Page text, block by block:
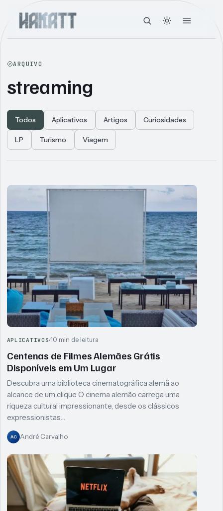
ARQUIVO
streaming
Todos Aplicativos Artigos Curiosidades
LP Turismo Viagem
Articles
APLICATIVOS 10 min de leitura
Centenas de Filmes Alemães Grátis
Disponíveis em Um Lugar
Descubra uma biblioteca cinematográfica alemã ao
alcance de um clique O cinema alemão carrega uma
riqueza cultural impressionante, desde os clássicos
expressionistas…
AC André Carvalho